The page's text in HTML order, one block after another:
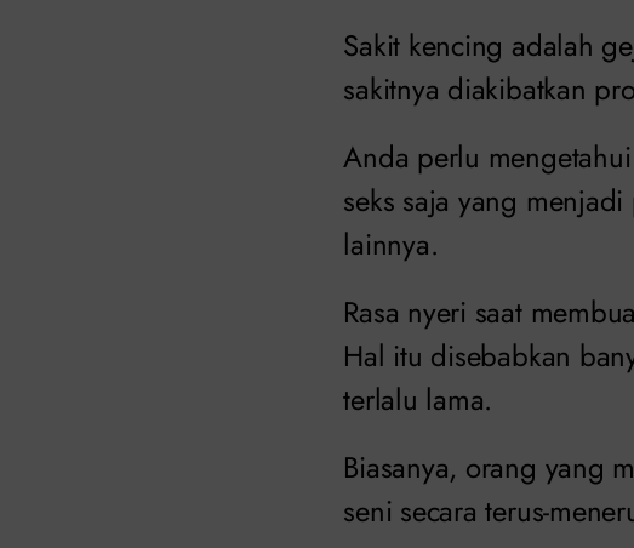
Sakit kencing adalah
sakitnya diakibatkan
Anda perlu
seks saja yang
lainnya.
Rasa nyeri saat
Hal itu disebabkan
terlalu lama.
Biasanya, orang yang
seni secara terus-